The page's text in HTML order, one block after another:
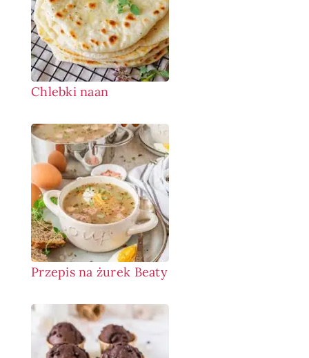
Chlebki naan
Przepis na żurek Beaty